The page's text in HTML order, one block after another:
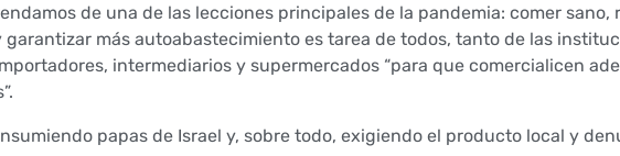
de una de las lecciones principales de la pandemia: comer sano,
más autoabastecimiento es tarea de todos, tanto de las
intermediarios y supermercados “para que comercialicen
papas de Israel y, sobre todo, exigiendo el producto local y